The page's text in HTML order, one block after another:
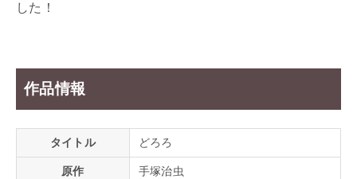
した！
作品情報
タイトル どろろ
原作 手塚治虫